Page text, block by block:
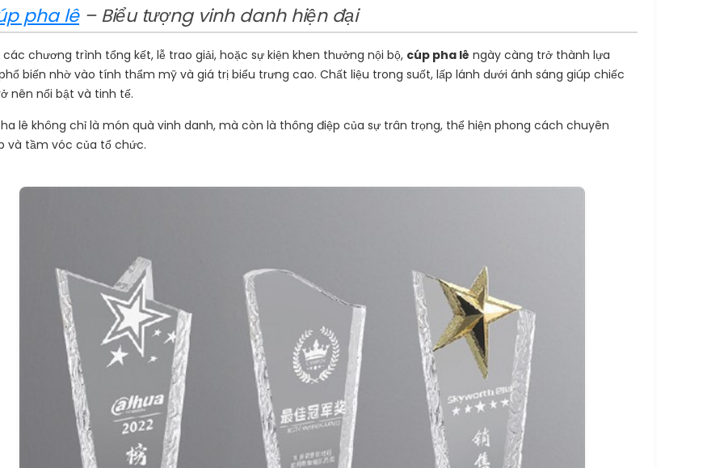
pha lê– Biểu tượng vinh danh hiện đại
các chương trình tổng kết, lễ trao giải, hoặc sự kiện khen thưởng nội bộ, cúp pha lê ngày càng trở thành lựa
biến nhờ vào tính thẩm mỹ và giá trị biểu trưng cao. Chất liệu trong suốt, lấp lánh dưới ánh sáng giúp chiếc
nên nổi bật và tinh tế.
lê không chỉ là món quà vinh danh, mà còn là thông điệp của sự trân trọng, thể hiện phong cách chuyên
và tầm vóc của tổ chức.